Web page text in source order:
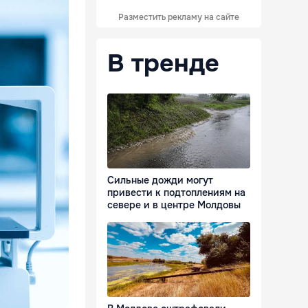
Разместить рекламу на сайте
В тренде
Сильные дожди могут
привести к подтоплениям на
севере и в центре Молдовы